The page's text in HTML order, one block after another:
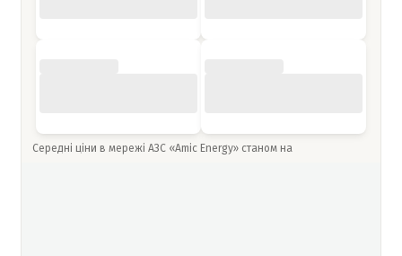
Середні ціни в мережі АЗС «Amic Energy» станом на